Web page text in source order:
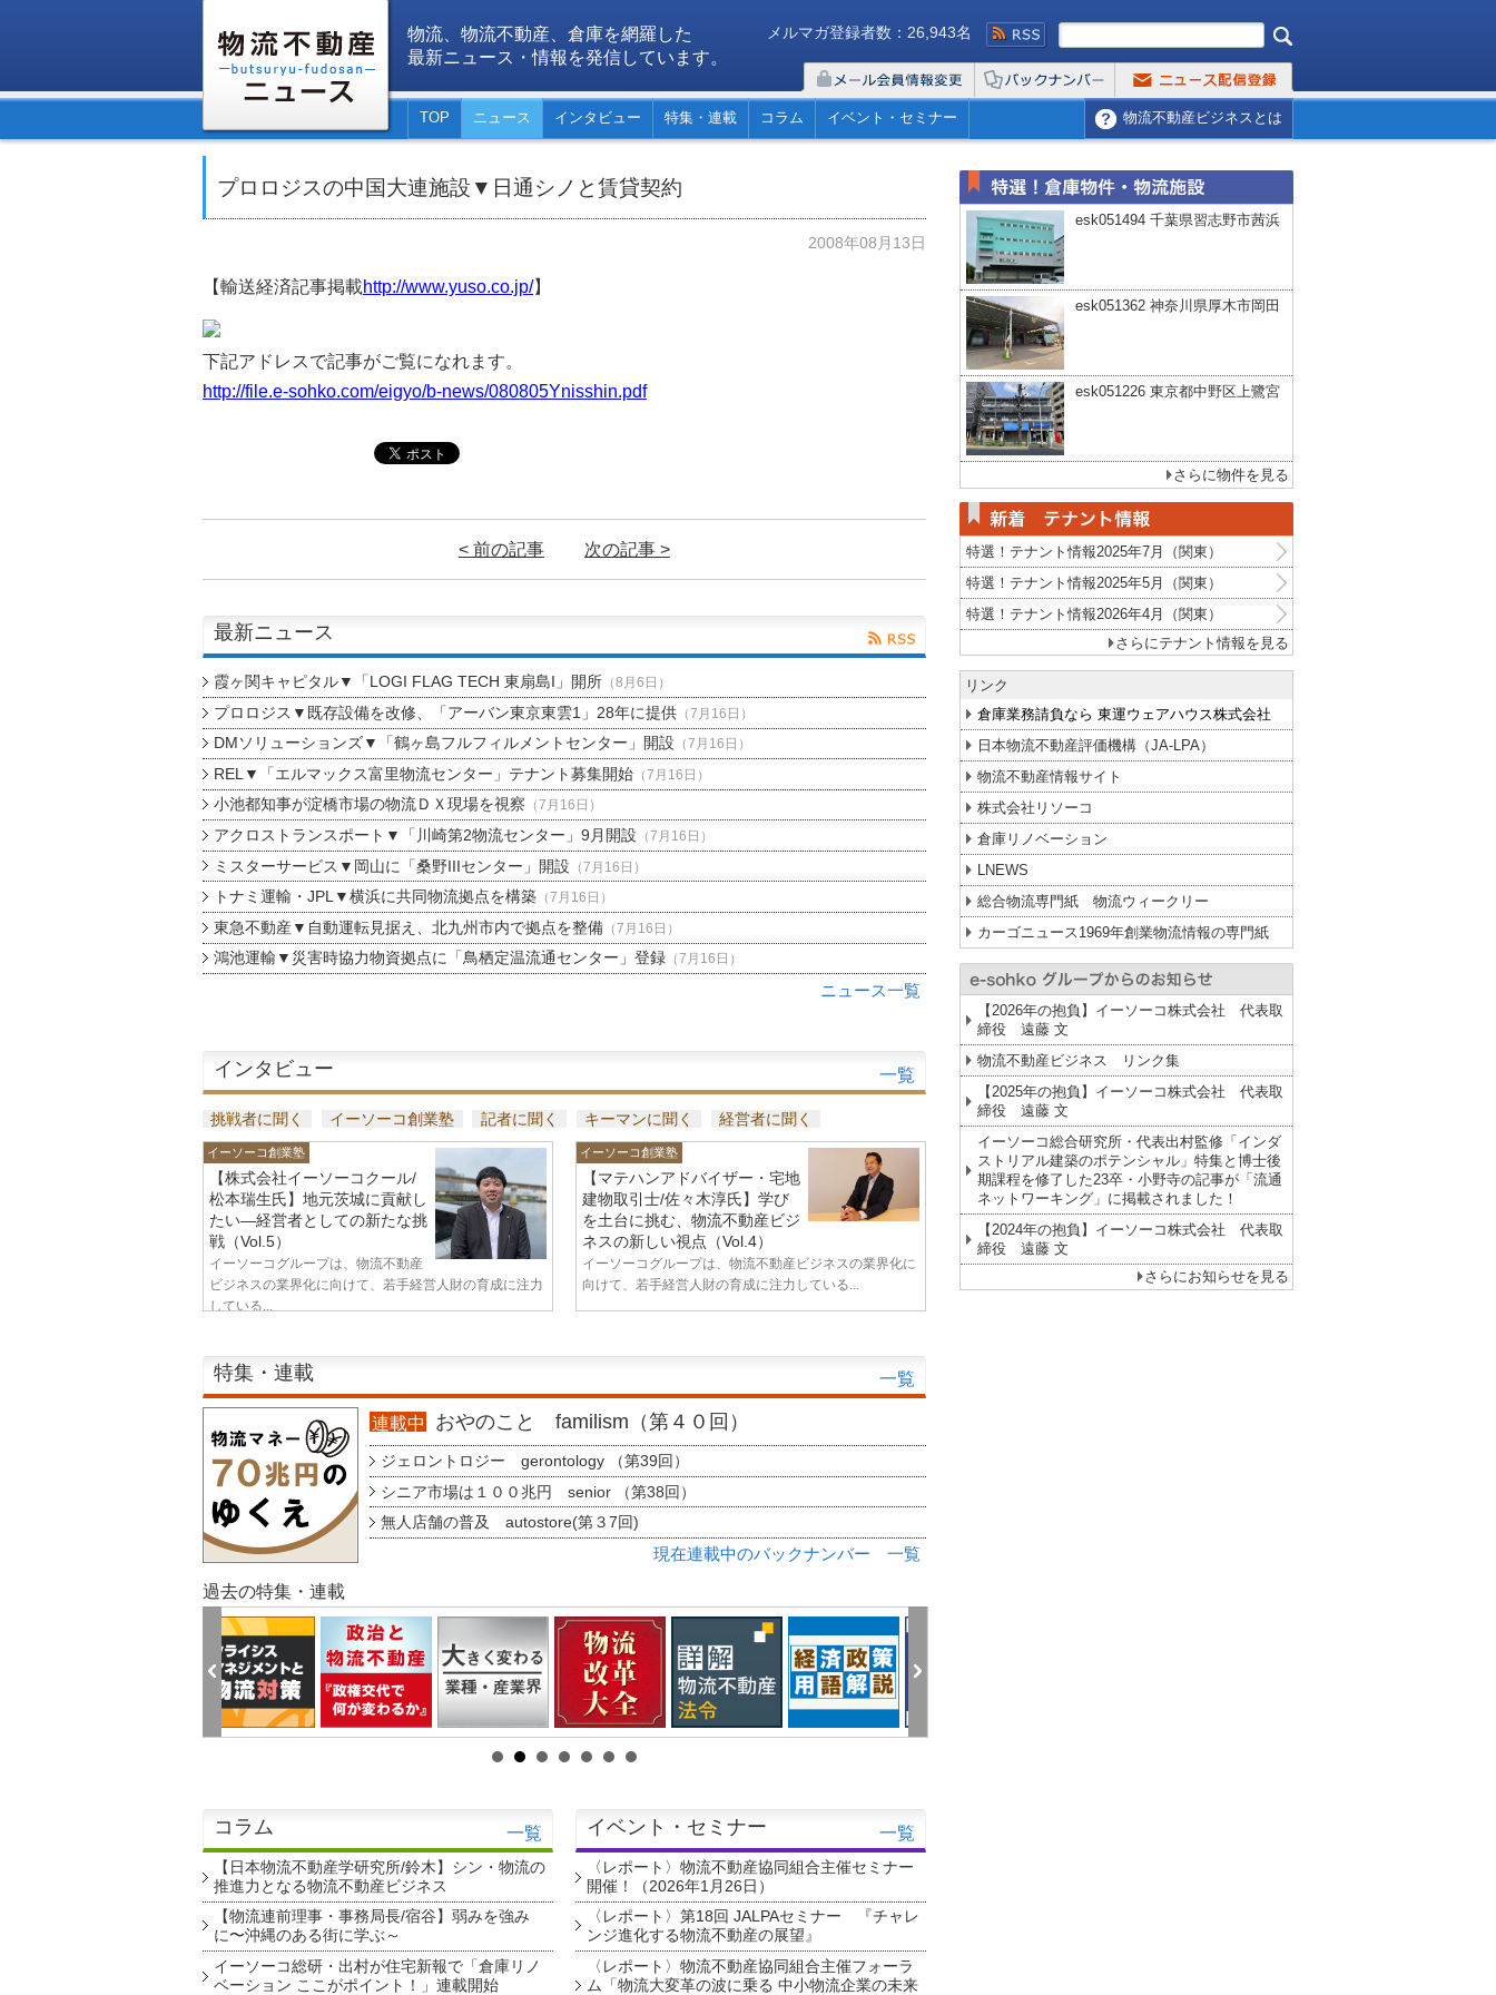
物流、物流不動産、倉庫を網羅した
最新ニュース・情報を発信しています。
メルマガ登録者数：26,943名
TOP ニュース インタビュー 特集・連載 コラム イベント・セミナー 物流不動産ビジネスとは
プロロジスの中国大連施設▼日通シノと賃貸契約
2008年08月13日
【輸送経済記事掲載http://www.yuso.co.jp/】
下記アドレスで記事がご覧になれます。
http://file.e-sohko.com/eigyo/b-news/080805Ynisshin.pdf
< 前の記事 次の記事 >
最新ニュース
霞ヶ関キャピタル▼「LOGI FLAG TECH 東扇島I」開所（8月6日）
プロロジス▼既存設備を改修、「アーバン東京東雲1」28年に提供（7月16日）
DMソリューションズ▼「鶴ヶ島フルフィルメントセンター」開設 （7月16日）
REL▼「エルマックス富里物流センター」テナント募集開始（7月16日）
小池都知事が淀橋市場の物流ＤＸ現場を視察 （7月16日）
アクロストランスポート▼「川崎第2物流センター」9月開設 （7月16日）
ミスターサービス▼岡山に「桑野IIIセンター」開設 （7月16日）
トナミ運輸・JPL▼横浜に共同物流拠点を構築（7月16日）
東急不動産▼自動運転見据え、北九州市内で拠点を整備（7月16日）
鴻池運輸▼災害時協力物資拠点に「鳥栖定温流通センター」登録（7月16日）
ニュース一覧
インタビュー 一覧
挑戦者に聞く イーソーコ創業塾 記者に聞く キーマンに聞く 経営者に聞く
イーソーコ創業塾
【株式会社イーソーコクール/
松本瑞生氏】地元茨城に貢献し
たい—経営者としての新たな挑
戦（Vol.5）
イーソーコグループは、物流不動産
ビジネスの業界化に向けて、若手経営人財の育成に注力
している...
イーソーコ創業塾
【マテハンアドバイザー・宅地
建物取引士/佐々木淳氏】学び
を土台に挑む、物流不動産ビジ
ネスの新しい視点（Vol.4）
イーソーコグループは、物流不動産ビジネスの業界化に
向けて、若手経営人財の育成に注力している...
特集・連載 一覧
連載中 おやのこと familism（第４０回）
ジェロントロジー gerontology （第39回）
シニア市場は１００兆円 senior （第38回）
無人店舗の普及 autostore(第３7回)
現在連載中のバックナンバー 一覧
過去の特集・連載
コラム 一覧
【日本物流不動産学研究所/鈴木】シン・物流の
推進力となる物流不動産ビジネス
【物流連前理事・事務局長/宿谷】弱みを強み
に〜沖縄のある街に学ぶ～
イーソーコ総研・出村が住宅新報で「倉庫リノ
ベーション ここがポイント！」連載開始
イベント・セミナー 一覧
〈レポート〉物流不動産協同組合主催セミナー
開催！（2026年1月26日）
〈レポート〉第18回 JALPAセミナー 『チャレ
ンジ進化する物流不動産の展望』
〈レポート〉物流不動産協同組合主催フォーラ
ム「物流大変革の波に乗る 中小物流企業の未来
esk051494 千葉県習志野市茜浜
esk051362 神奈川県厚木市岡田
esk051226 東京都中野区上鷺宮
さらに物件を見る
特選！テナント情報2025年7月（関東）
特選！テナント情報2025年5月（関東）
特選！テナント情報2026年4月（関東）
さらにテナント情報を見る
リンク
倉庫業務請負なら 東運ウェアハウス株式会社
日本物流不動産評価機構（JA-LPA）
物流不動産情報サイト
株式会社リソーコ
倉庫リノベーション
LNEWS
総合物流専門紙 物流ウィークリー
カーゴニュース1969年創業物流情報の専門紙
【2026年の抱負】イーソーコ株式会社 代表取
締役 遠藤 文
物流不動産ビジネス リンク集
【2025年の抱負】イーソーコ株式会社 代表取
締役 遠藤 文
イーソーコ総合研究所・代表出村監修「インダ
ストリアル建築のポテンシャル」特集と博士後
期課程を修了した23卒・小野寺の記事が「流通
ネットワーキング」に掲載されました！
【2024年の抱負】イーソーコ株式会社 代表取
締役 遠藤 文
さらにお知らせを見る